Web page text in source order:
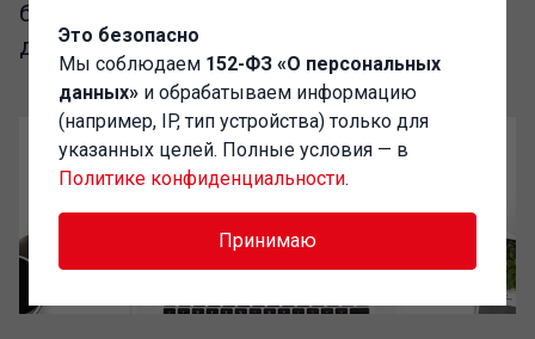
базе разработок сообщества Инфостарт
для IT-специалистов
Это безопасно
Мы соблюдаем 152-ФЗ «О персональных
данных» и обрабатываем информацию
(например, IP, тип устройства) только для
указанных целей. Полные условия — в
Политике конфиденциальности.
Принимаю